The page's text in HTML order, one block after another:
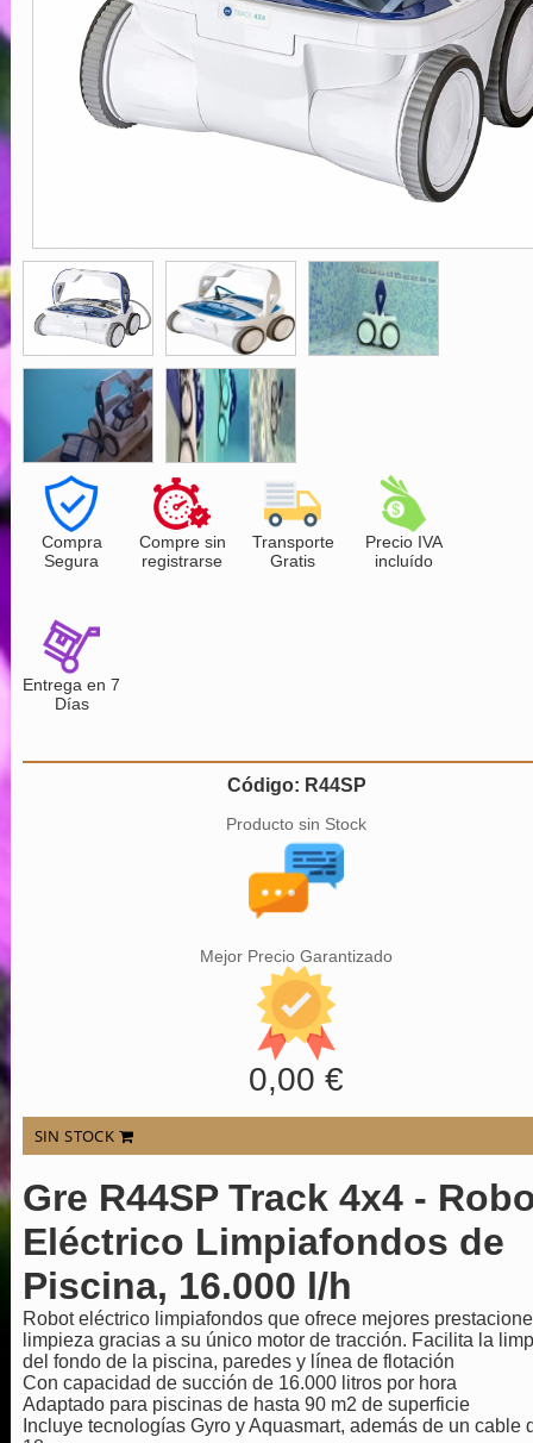
Compra
Segura
Compre sin
registrarse
Transporte
Gratis
Precio IVA
incluído
Entrega en 7
Días
Código: R44SP
Producto sin Stock
Mejor Precio Garantizado
0,00 €
SIN STOCK
Gre R44SP Track 4x4 -
Eléctrico Limpiafondos de
Piscina, 16.000 l/h
Robot eléctrico limpiafondos que ofrece mejores
limpieza gracias a su único motor de tracción. Facilita la
del fondo de la piscina, paredes y línea de flotación
Con capacidad de succión de 16.000 litros por hora
Adaptado para piscinas de hasta 90 m2 de superficie
Incluye tecnologías Gyro y Aquasmart, además de un cable